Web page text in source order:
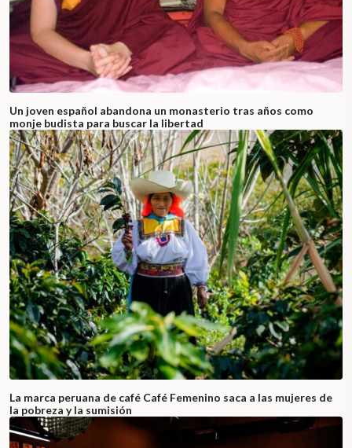
Un joven español abandona un monasterio tras años como
monje budista para buscar la libertad
La marca peruana de café Café Femenino saca a las mujeres de
la pobreza y la sumisión